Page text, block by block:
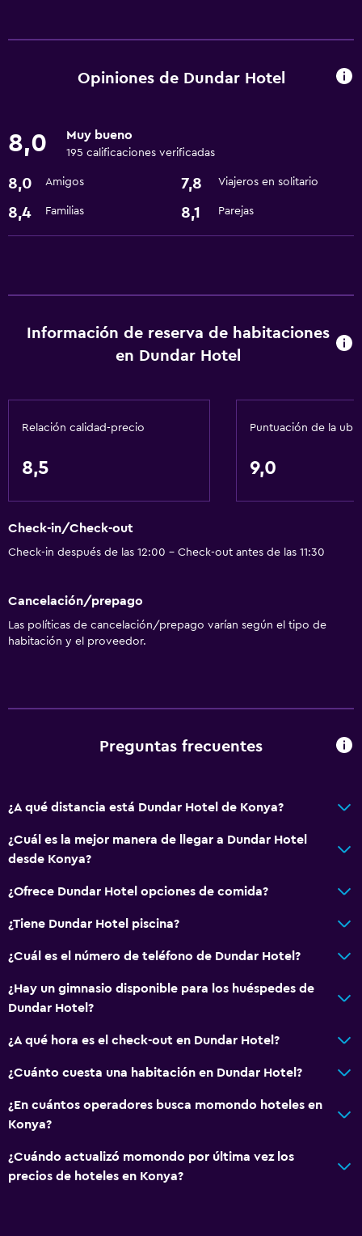
Restaurante
Minibar
Servicios y facilidades
Servicio de habitaciones
Instalaciones para reuniones
Salud y seguridad
Servicios básicos
Artículos de aseo gratis
Zona de trabajo
Sala de juegos
Gimnasio
Gimnasio
Sauna
Opiniones de Dundar Hotel
8,0 Muy bueno
195 calificaciones verificadas
8,0 Amigos 7,8 Viajeros en solitario
8,4 Familias 8,1 Parejas
Información de reserva de habitaciones
en Dundar Hotel
Relación calidad-precio
8,5
Puntuación de la
9,0
Check-in/Check-out
Check-in después de las 12:00 - Check-out antes de las 11:30
Cancelación/prepago
Las políticas de cancelación/prepago varían según el tipo de
habitación y el proveedor.
Preguntas frecuentes
¿A qué distancia está Dundar Hotel de Konya?
¿Cuál es la mejor manera de llegar a Dundar Hotel
desde Konya?
¿Ofrece Dundar Hotel opciones de comida?
¿Tiene Dundar Hotel piscina?
¿Cuál es el número de teléfono de Dundar Hotel?
¿Hay un gimnasio disponible para los huéspedes de
Dundar Hotel?
¿A qué hora es el check-out en Dundar Hotel?
¿Cuánto cuesta una habitación en Dundar Hotel?
¿En cuántos operadores busca momondo hoteles en
Konya?
¿Cuándo actualizó momondo por última vez los
precios de hoteles en Konya?